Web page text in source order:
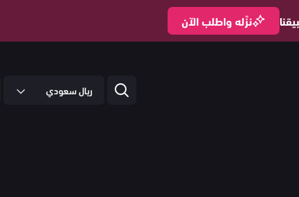
نزّله واطلب الآن
ريال سعودي